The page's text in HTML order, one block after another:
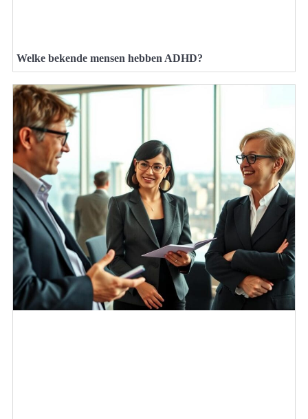
Welke bekende mensen hebben ADHD?